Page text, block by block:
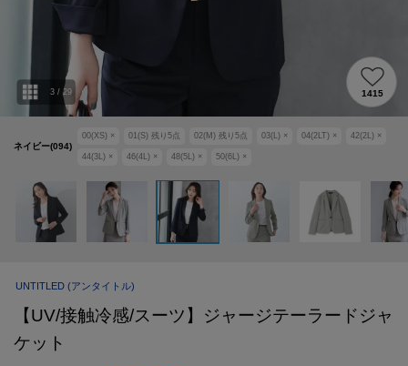
ネイビー(094)
00(XS) × 01(S) 残り 5点 02(M) 残り 5点 03(L) × 04(2LT) × 42(2L) ×
44(3L) × 46(4L) × 48(5L) × 50(6L) ×
3 / 29 1415
UNTITLED (アンタイトル)
【UV/接触冷感/スーツ】ジャージテーラードジャ
ケット